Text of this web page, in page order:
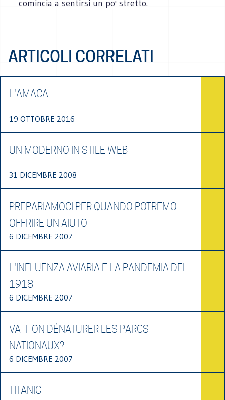
comincia a sentirsi un po' stretto.
ARTICOLI CORRELATI
L'AMACA
19 OTTOBRE 2016
UN MODERNO IN STILE WEB
31 DICEMBRE 2008
PREPARIAMOCI PER QUANDO POTREMO
OFFRIRE UN AIUTO
6 DICEMBRE 2007
L'INFLUENZA AVIARIA E LA PANDEMIA DEL
1918
6 DICEMBRE 2007
VA-T-ON DÉNATURER LES PARCS
NATIONAUX?
6 DICEMBRE 2007
TITANIC